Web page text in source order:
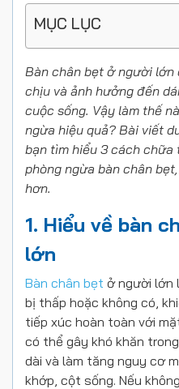
MỤC LỤC
Bàn chân bẹt ở người lớn
chịu và ảnh hưởng đến
cuộc sống. Vậy làm thế
ngừa hiệu quả? Bài viết
bạn tìm hiểu 3 cách chữa
phòng ngừa bàn chân
hơn.
1. Hiểu về bàn
lớn
Bàn chân bẹt ở người lớn
bị thấp hoặc không có,
tiếp xúc hoàn toàn với
có thể gây khó khăn
dài và làm tăng nguy cơ
khớp, cột sống. Nếu